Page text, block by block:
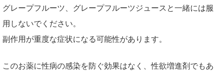
グレープフルーツ、グレープフルーツジュースと一緒には服
用しないでください。
副作用が重度な症状になる可能性があります。
このお薬に性病の感染を防ぐ効果はなく、性欲増進剤でもあ